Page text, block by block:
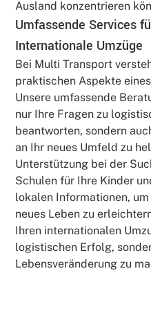
Ausland konzentrieren
Umfassende Services
Internationale Umzüge
Bei Multi Transport
praktischen Aspekte
Unsere umfassende
nur Ihre Fragen zu
beantworten, sondern
an Ihr neues Umfeld zu
Unterstützung bei der
Schulen für Ihre Kinder
lokalen Informationen,
neues Leben zu
Ihren internationalen
logistischen Erfolg,
Lebensveränderung zu